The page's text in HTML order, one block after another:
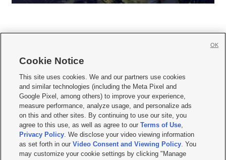
     
Mobile Apps| Newsletter|Advertise|Contact Us|Careers with KSL.com
Terms of use Privacy Statement| Video Consent Viewing Policy
Do Not Sell or Share My Data|EEO Public File Report| KSL-TV FCC Public File
KSL FM Radio FCC Public File|KSL AM Radio FCC Public File |FCC Applications
Closed Captioning Assistance
© 2026KSL Media| KSL Broadcasting Salt Lake City UT | Site hosted & managed
Cookie Notice
This site uses cookies. We and our partners use cookies
and similar technologies (including the Meta Pixel and
Google Pixel, among others) to improve your experience,
measure performance, analyze usage, and personalize ads
on this and other sites. By continuing to use our site, you
agree to this use, as well as agree to ourTerms of Use,
Privacy Policy. We disclose your video viewing information
as set forth in ourVideo Consent and Viewing Policy. You
may customize your cookie settings by clicking "Manage
OK